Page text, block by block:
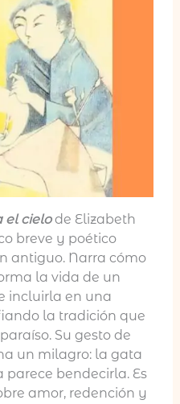
el cielode Elizabeth
breve y poético
antiguo. Narra cómo
la vida de un
incluirla en una
la tradición que
Su gesto de
un milagro: la gata
bendecirla. Es
amor, redención y